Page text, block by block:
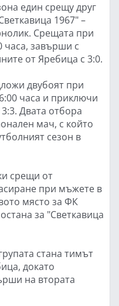
един срещу друг
1967" –
Срещата при
часа, завърши с
от Яребица с 3:0.
двубоят при
часа и приключи
Двата отбора
мач, с който
сезон в
срещи от
при мъжете в
място за ФК
за "Светкавица
стана тимът
докато
на втората